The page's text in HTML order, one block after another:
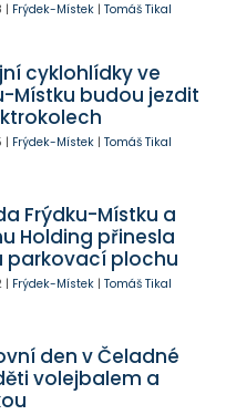
| Frýdek-Místek| Tomáš Tikal
cyklohlídky ve
Místku budou jezdit
| Frýdek-Místek| Tomáš Tikal
Frýdku-Místku a
Holding přinesla
parkovací plochu
| Frýdek-Místek| Tomáš Tikal
den v Čeladné
volejbalem a